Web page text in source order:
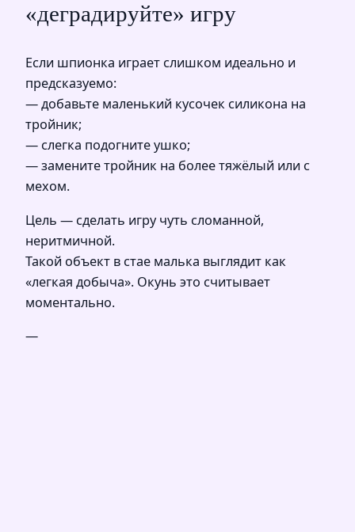
«деградируйте» игру
Если шпионка играет слишком идеально и
предсказуемо:
— добавьте маленький кусочек силикона на
тройник;
— слегка подогните ушко;
— замените тройник на более тяжёлый или с
мехом.
Цель — сделать игру чуть сломанной,
неритмичной.
Такой объект в стае малька выглядит как
«легкая добыча». Окунь это считывает
моментально.
—